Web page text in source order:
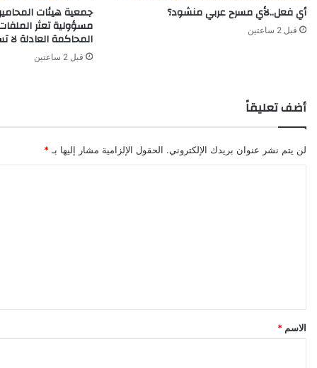
أي فعل..لأي مسرح عربي منشود؟
قبل 2 ساعتين
جمعية هيئات
مسؤولية تعثر
المحاكمة العادلة
قبل 2 ساعتين
أضف تعليقاً
لن يتم نشر عنوان بريدك الإلكتروني. الحقول الإلزامية مشار إليها بـ *
*
الاسم *